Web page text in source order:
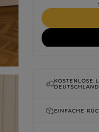
Farbe
BEIGE
WEISSE
ROSA
GRAUE
KOSTENLOSE
EINFACHE